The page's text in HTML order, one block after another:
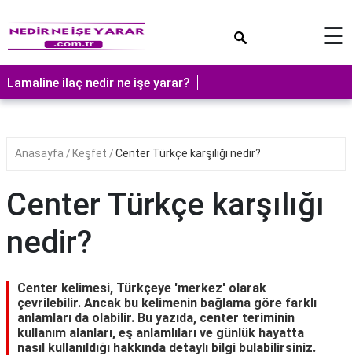
☰
Lamaline ilaç nedir ne işe yarar?
Anasayfa Keşfet Center Türkçe karşılığı nedir?
Center Türkçe karşılığı
nedir?
Center kelimesi, Türkçeye 'merkez' olarak
çevrilebilir. Ancak bu kelimenin bağlama göre farklı
anlamları da olabilir. Bu yazıda, center teriminin
kullanım alanları, eş anlamlıları ve günlük hayatta
nasıl kullanıldığı hakkında detaylı bilgi bulabilirsiniz.